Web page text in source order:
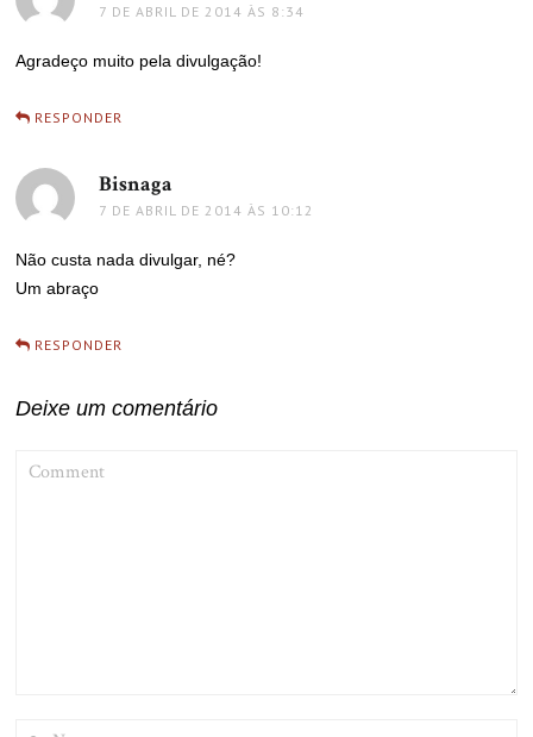
7 DE ABRIL DE 2014 ÀS 8:34
Agradeço muito pela divulgação!
RESPONDER
Bisnaga
7 DE ABRIL DE 2014 ÀS 10:12
Não custa nada divulgar, né?
Um abraço
RESPONDER
Deixe um comentário